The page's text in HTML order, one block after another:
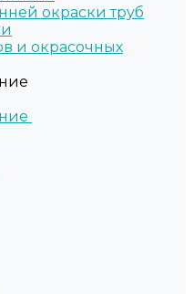
окраски труб
и окрасочных